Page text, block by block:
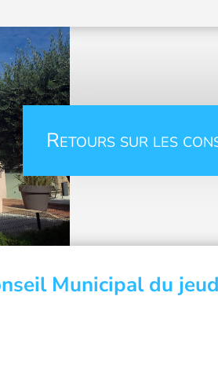
Retours sur les
Municipal du